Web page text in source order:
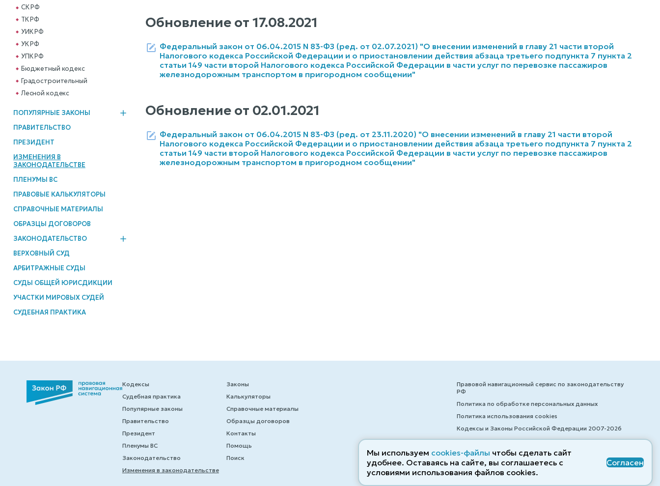
СК РФ
ТК РФ
УИК РФ
УК РФ
УПК РФ
Бюджетный кодекс
Градостроительный
Лесной кодекс
ПОПУЛЯРНЫЕ ЗАКОНЫ
ПРАВИТЕЛЬСТВО
ПРЕЗИДЕНТ
ИЗМЕНЕНИЯ В
ЗАКОНОДАТЕЛЬСТВЕ
ПЛЕНУМЫ ВС
ПРАВОВЫЕ КАЛЬКУЛЯТОРЫ
СПРАВОЧНЫЕ МАТЕРИАЛЫ
ОБРАЗЦЫ ДОГОВОРОВ
ЗАКОНОДАТЕЛЬСТВО
ВЕРХОВНЫЙ СУД
АРБИТРАЖНЫЕ СУДЫ
СУДЫ ОБЩЕЙ ЮРИСДИКЦИИ
УЧАСТКИ МИРОВЫХ СУДЕЙ
СУДЕБНАЯ ПРАКТИКА
Обновление от 17.08.2021
Федеральный закон от 06.04.2015 N 83-ФЗ (ред. от 02.07.2021) "О внесении изменений в главу 21 части второй
Налогового кодекса Российской Федерации и о приостановлении действия абзаца третьего подпункта 7 пункта 2
статьи 149 части второй Налогового кодекса Российской Федерации в части услуг по перевозке пассажиров
железнодорожным транспортом в пригородном сообщении"
Обновление от 02.01.2021
Федеральный закон от 06.04.2015 N 83-ФЗ (ред. от 23.11.2020) "О внесении изменений в главу 21 части второй
Налогового кодекса Российской Федерации и о приостановлении действия абзаца третьего подпункта 7 пункта 2
статьи 149 части второй Налогового кодекса Российской Федерации в части услуг по перевозке пассажиров
железнодорожным транспортом в пригородном сообщении"
Кодексы
Судебная практика
Популярные законы
Правительство
Президент
Пленумы ВС
Законодательство
Изменения в законодательстве
Законы
Калькуляторы
Справочные материалы
Образцы договоров
Контакты
Помощь
Поиск
Правовой навигационный сервис по законодательству
РФ
Политика по обработке персональных данных
Политика использования cookies
Кодексы и Законы Российской Федерации 2007-2026
© ZAKONRF.INFO
Мы используем cookies-файлы чтобы сделать сайт
удобнее. Оставаясь на сайте, вы соглашаетесь с
условиями использования файлов cооkies.
Согласен